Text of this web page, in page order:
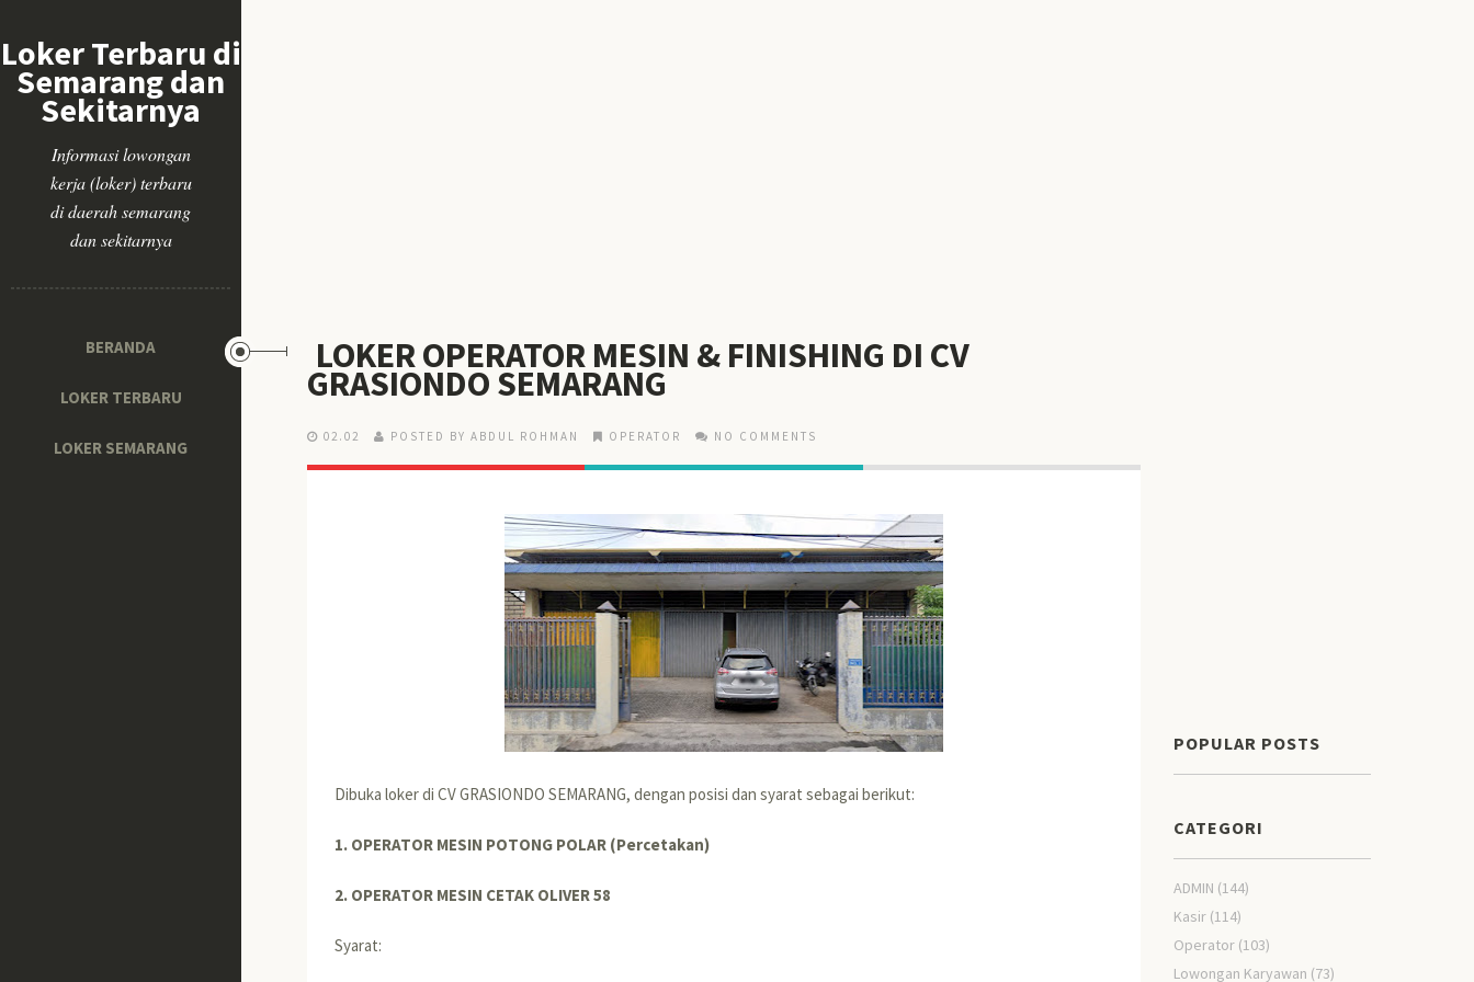
Loker Terbaru di
Semarang dan
Sekitarnya
Informasi lowongan
kerja (loker) terbaru
di daerah semarang
dan sekitarnya
BERANDA
LOKER TERBARU
LOKER SEMARANG
LOKER OPERATOR MESIN & FINISHING DI CV
GRASIONDO SEMARANG
02.02 POSTED BY ABDUL ROHMAN OPERATOR NO COMMENTS
Dibuka loker di CV GRASIONDO SEMARANG, dengan posisi dan syarat sebagai berikut:
1. OPERATOR MESIN POTONG POLAR (Percetakan)
2. OPERATOR MESIN CETAK OLIVER 58
Syarat:
POPULAR POSTS
CATEGORI
ADMIN (144)
Kasir (114)
Operator (103)
Lowongan Karyawan (73)